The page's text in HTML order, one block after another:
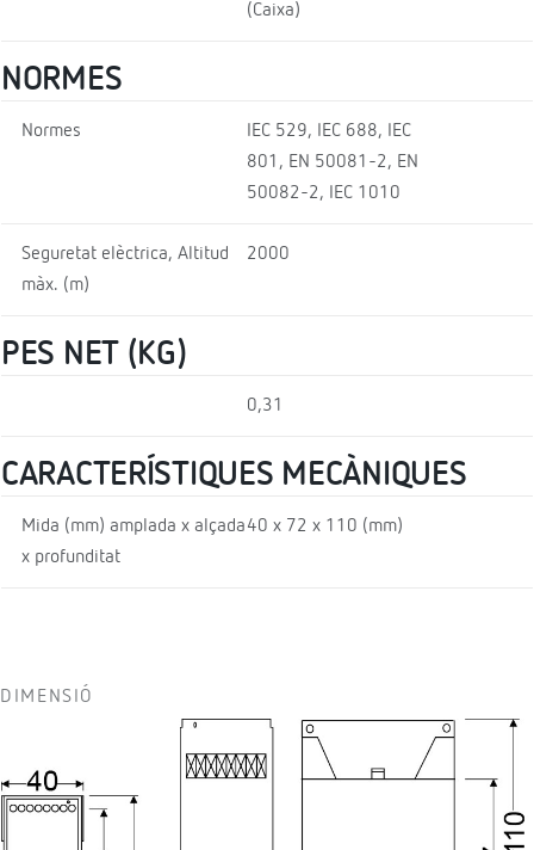
(Caixa)
NORMES
Normes
IEC 529, IEC 688, IEC
801, EN 50081-2, EN
50082-2, IEC 1010
Seguretat elèctrica, Altitud
màx. (m)
2000
PES NET (KG)
0,31
CARACTERÍSTIQUES MECÀNIQUES
Mida (mm) amplada x alçada
x profunditat
40 x 72 x 110 (mm)
DIMENSIÓ